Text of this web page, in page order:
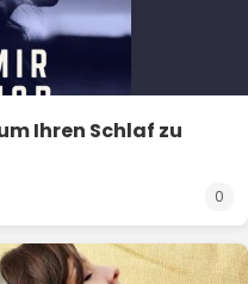
Ihren Schlaf zu
0